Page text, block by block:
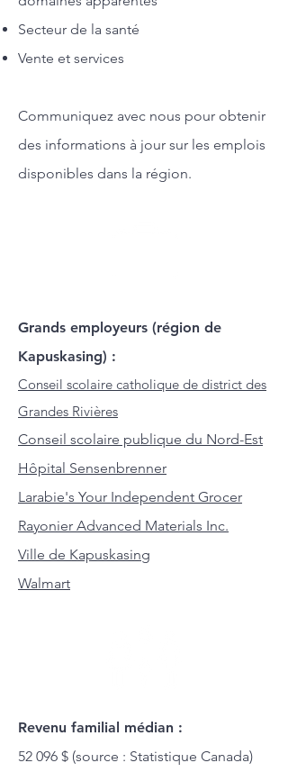
Secteur de la santé
Vente et services
Communiquez avec nous pour obtenir
des informations à jour sur les emplois
disponibles dans la région.
Grands employeurs (région de
Kapuskasing) :
Conseil scolaire catholique de district des
Grandes Rivières
Conseil scolaire publique du Nord-Est
Hôpital Sensenbrenner
Larabie's Your Independent Grocer
Rayonier Advanced Materials Inc.
Ville de Kapuskasing
Walmart
Revenu familial médian :
52 096 $ (source : Statistique Canada)